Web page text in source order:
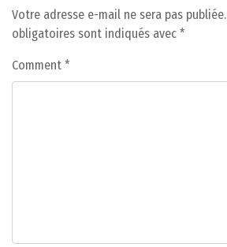
Votre adresse e-mail ne sera pas publiée.
obligatoires sont indiqués avec *
Comment *